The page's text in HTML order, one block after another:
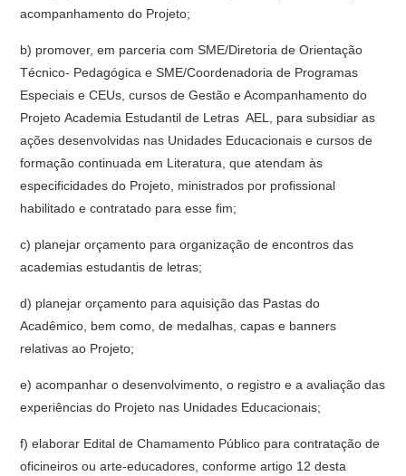
acompanhamento do Projeto;
b) promover, em parceria com SME/Diretoria de Orientação
Técnico- Pedagógica e SME/Coordenadoria de Programas
Especiais e CEUs, cursos de Gestão e Acompanhamento do
Projeto Academia Estudantil de Letras  AEL, para subsidiar as
ações desenvolvidas nas Unidades Educacionais e cursos de
formação continuada em Literatura, que atendam às
especificidades do Projeto, ministrados por profissional
habilitado e contratado para esse fim;
c) planejar orçamento para organização de encontros das
academias estudantis de letras;
d) planejar orçamento para aquisição das Pastas do
Acadêmico, bem como, de medalhas, capas e banners
relativas ao Projeto;
e) acompanhar o desenvolvimento, o registro e a avaliação das
experiências do Projeto nas Unidades Educacionais;
f) elaborar Edital de Chamamento Público para contratação de
oficineiros ou arte-educadores, conforme artigo 12 desta